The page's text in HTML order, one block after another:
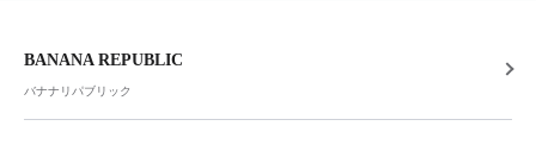
BANANA REPUBLIC
バナナリパブリック